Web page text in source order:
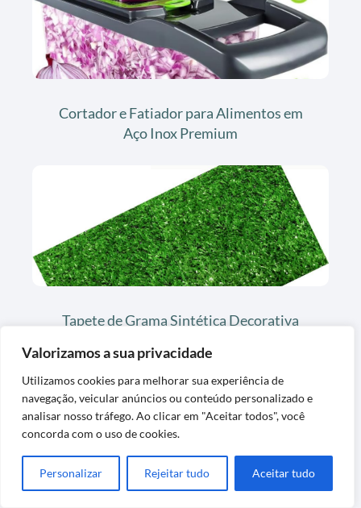
Valorizamos a sua privacidade
Utilizamos cookies para melhorar sua experiência de
navegação, veicular anúncios ou conteúdo personalizado e
analisar nosso tráfego. Ao clicar em "Aceitar todos", você
concorda com o uso de cookies.
Personalizar Rejeitar tudo Aceitar tudo
Cortador e Fatiador para Alimentos em
Aço Inox Premium
Tapete de Grama Sintética Decorativa